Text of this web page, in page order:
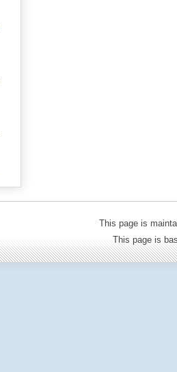
This page is
This page is